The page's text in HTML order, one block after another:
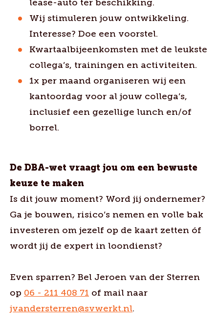
lease-auto ter beschikking.
Wij stimuleren jouw ontwikkeling.
Interesse? Doe een voorstel.
Kwartaalbijeenkomsten met de leukste
collega’s, trainingen en activiteiten.
1x per maand organiseren wij een
kantoordag voor al jouw collega’s,
inclusief een gezellige lunch en/of
borrel.
De DBA-wet vraagt jou om een bewuste
keuze te maken
Is dit jouw moment? Word jij ondernemer?
Ga je bouwen, risico’s nemen en volle bak
investeren om jezelf op de kaart zetten óf
wordt jij de expert in loondienst?
Even sparren? Bel Jeroen van der Sterren
op 06 - 211 408 71 of mail naar
jvandersterren@svwerkt.nl.